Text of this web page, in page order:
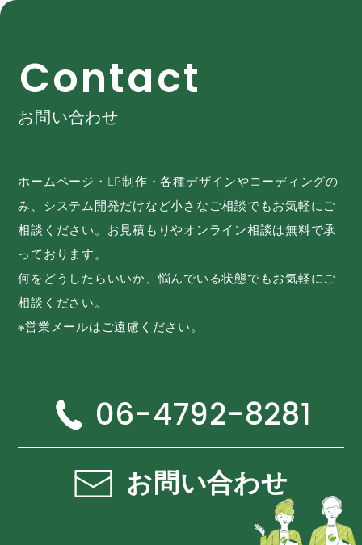
Contact
お問い合わせ
ホームページ・LP制作・各種デザインやコーディングの
み、システム開発だけなど小さなご相談でもお気軽にご
相談ください。お見積もりやオンライン相談は無料で承
っております。
何をどうしたらいいか、悩んでいる状態でもお気軽にご
相談ください。
※営業メールはご遠慮ください。
06-4792-8281
お問い合わせ